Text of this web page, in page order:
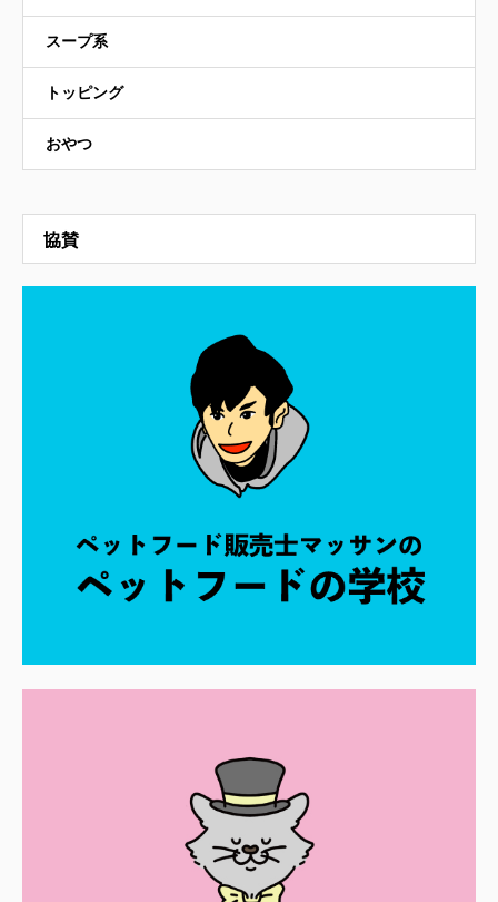
スープ系
トッピング
おやつ
協賛